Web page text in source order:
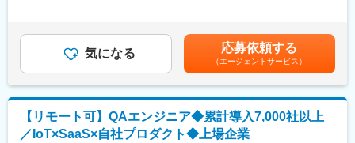
しているため、経営環境・ビジネス環境は安定しています。小規
模であるがゆえ部門間のセクショナリズムは無く、会社一体で事
業に取り組んでおり、社長をはじめとした幹部や同僚への相談が
変更の範囲：会社の定める業務
■業務詳細
◇品質管理プロセス（各工程移行判定、品質評価、リリース評
クを想定し、関連する部署にリスク対策を指示・進捗確認・対応
推進
くまでも目安の金額であり、選考を通じて上下する可能性があり
ます。月給(月額)は固定手当を含めた表記です。
気になる 応募依頼する
（エージェントサービス）
【リモート可】QAエンジニア◆累計導入7,000社以上
／IoT×SaaS×自社プロダクト◆上場企業